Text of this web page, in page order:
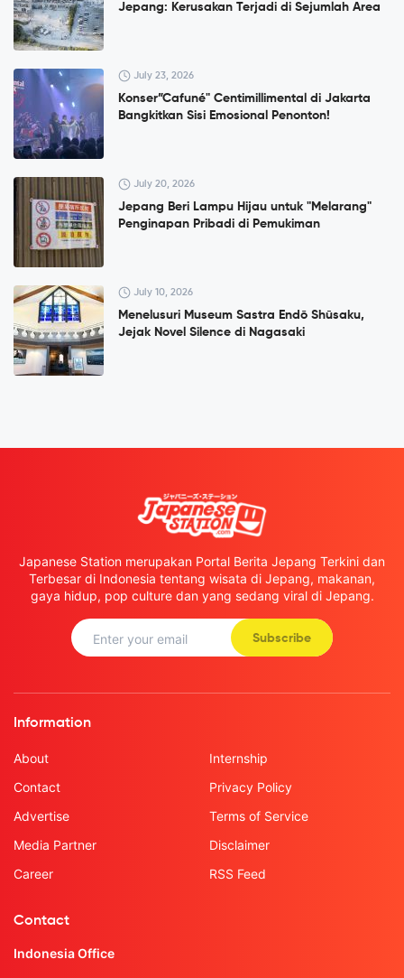
Jepang: Kerusakan Terjadi di Sejumlah Area
July 23, 2026
Konser”Cafuné" Centimillimental di Jakarta
Bangkitkan Sisi Emosional Penonton!
July 20, 2026
Jepang Beri Lampu Hijau untuk "Melarang"
Penginapan Pribadi di Pemukiman
July 10, 2026
Menelusuri Museum Sastra Endō Shūsaku,
Jejak Novel Silence di Nagasaki
Japanese Station merupakan Portal Berita Jepang Terkini dan
Terbesar di Indonesia tentang wisata di Jepang, makanan,
gaya hidup, pop culture dan yang sedang viral di Jepang.
Subscribe
Information
About
Contact
Advertise
Media Partner
Career
Internship
Privacy Policy
Terms of Service
Disclaimer
RSS Feed
Contact
Indonesia Office